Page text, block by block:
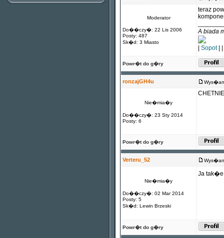
Moderator
Do��czy�: 22 Lis 2006
Posty: 487
Sk�d: 3 Miasto
teraz
A biada
Sopot| |
Powr�t do g�ry
ronzajGH4u
Nie�mia�y
Do��czy�: 23 Sty 2014
Posty: 6
Powr�t do g�ry
Verteru_52
Nie�mia�y
Do��czy�: 02 Mar 2014
Posty: 5
Sk�d: Lewin Brzeski
Ja
Powr�t do g�ry